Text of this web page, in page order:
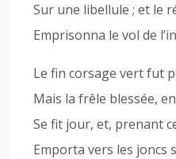
Sur une libellule ; et le
Emprisonna le vol de
Le fin corsage vert fut
Mais la frêle blessée,
Se fit jour, et, prenant
Emporta vers les joncs